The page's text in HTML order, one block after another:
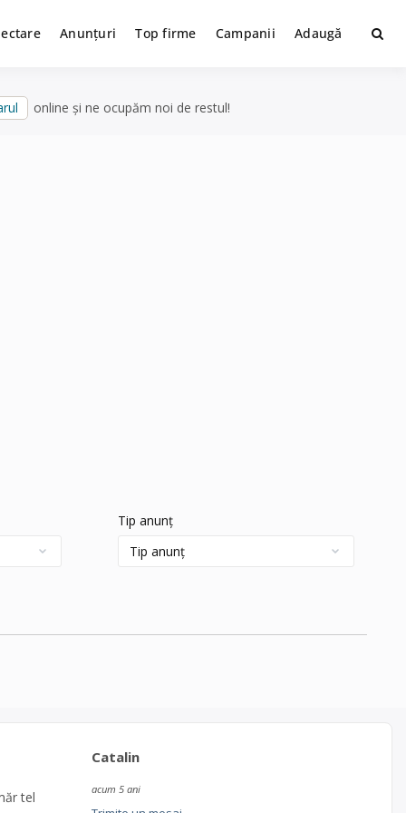
Anunțuri Top firme Campanii Adaugă
online și ne ocupăm noi de restul!
Tip anunț
tel
Catalin
acum 5 ani